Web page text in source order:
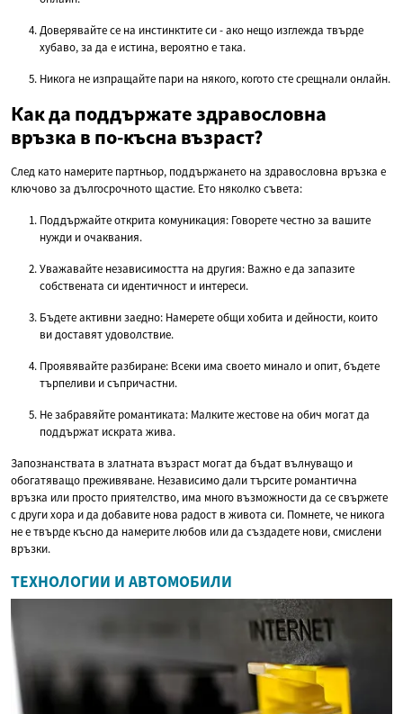
Доверявайте се на инстинктите си - ако нещо изглежда твърде
хубаво, за да е истина, вероятно е така.
Никога не изпращайте пари на някого, когото сте срещнали онлайн.
Как да поддържате здравословна
връзка в по-късна възраст?
След като намерите партньор, поддържането на здравословна връзка е
ключово за дългосрочното щастие. Ето няколко съвета:
Поддържайте открита комуникация: Говорете честно за вашите
нужди и очаквания.
Уважавайте независимостта на другия: Важно е да запазите
собствената си идентичност и интереси.
Бъдете активни заедно: Намерете общи хобита и дейности, които
ви доставят удоволствие.
Проявявайте разбиране: Всеки има своето минало и опит, бъдете
търпеливи и съпричастни.
Не забравяйте романтиката: Малките жестове на обич могат да
поддържат искрата жива.
Запознанствата в златната възраст могат да бъдат вълнуващо и
обогатяващо преживяване. Независимо дали търсите романтична
връзка или просто приятелство, има много възможности да се свържете
с други хора и да добавите нова радост в живота си. Помнете, че никога
не е твърде късно да намерите любов или да създадете нови, смислени
връзки.
ТЕХНОЛОГИИ И АВТОМОБИЛИ